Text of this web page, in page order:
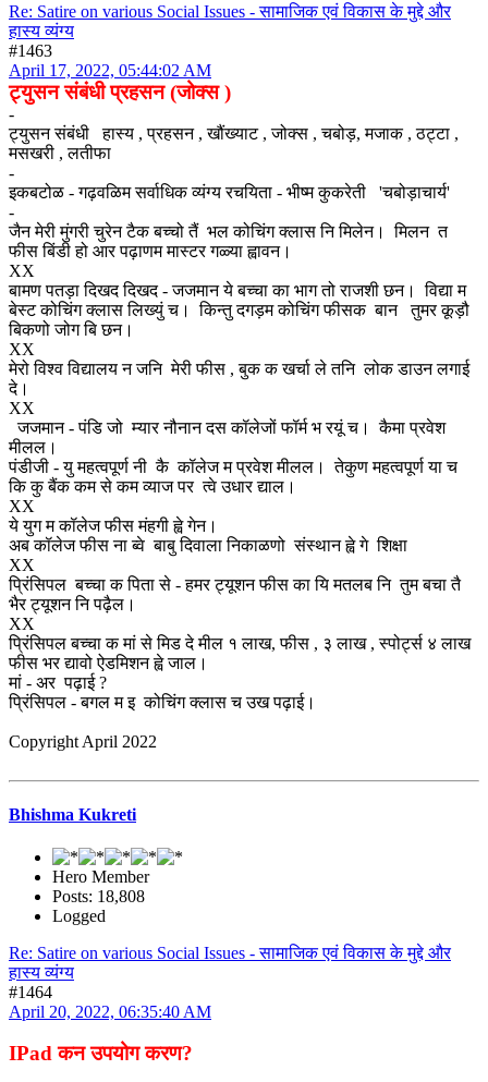
Re: Satire on various Social Issues - सामाजिक एवं विकास के मुद्दे और
हास्य व्यंग्य
#1463
April 17, 2022, 05:44:02 AM
ट्युसन संबंधी प्रहसन (जोक्स )
-
ट्युसन संबंधी हास्य , प्रहसन , खौंख्याट , जोक्स , चबोड़, मजाक , ठट्टा ,
मसखरी , लतीफा
-
इकबटोळ - गढ़वळिम सर्वाधिक व्यंग्य रचयिता - भीष्म कुकरेती 'चबोड़ाचार्य'
-
जैन मेरी मुंगरी चुरेन टैक बच्चो तैं भल कोचिंग क्लास नि मिलेन। मिलन त
फीस बिंडी हो आर पढ़ाणम मास्टर गळ्या ह्वावन।
XX
बामण पतड़ा दिखद दिखद - जजमान ये बच्चा का भाग तो राजशी छन। विद्या म
बेस्ट कोचिंग क्लास लिख्युं च। किन्तु दगड़म कोचिंग फीसक बान तुमर कूड़ौ
बिकणो जोग बि छन।
XX
मेरो विश्व विद्यालय न जनि मेरी फीस , बुक क खर्चा ले तनि लोक डाउन लगाई
दे।
XX
जजमान - पंडि जो म्यार नौनान दस कॉलेजों फॉर्म भ रयूं च। कैमा प्रवेश
मीलल।
पंडीजी - यु महत्वपूर्ण नी कै कॉलेज म प्रवेश मीलल। तेकुण महत्वपूर्ण या च
कि कु बैंक कम से कम व्याज पर त्वे उधार द्याल।
XX
ये युग म कॉलेज फीस मंहगी ह्वे गेन।
अब कॉलेज फीस ना ब्वे बाबु दिवाला निकाळणो संस्थान ह्वे गे शिक्षा
XX
प्रिंसिपल बच्चा क पिता से - हमर ट्यूशन फीस का यि मतलब नि तुम बचा तै
भैर ट्यूशन नि पढ़ैल।
XX
प्रिंसिपल बच्चा क मां से मिड दे मील १ लाख, फीस , ३ लाख , स्पोर्ट्स ४ लाख
फीस भर द्यावो ऐडमिशन ह्वे जाल।
मां - अर पढ़ाई ?
प्रिंसिपल - बगल म इ कोचिंग क्लास च उख पढ़ाई।
Copyright April 2022
Bhishma Kukreti
Hero Member
Posts: 18,808
Logged
Re: Satire on various Social Issues - सामाजिक एवं विकास के मुद्दे और
हास्य व्यंग्य
#1464
April 20, 2022, 06:35:40 AM
IPad कन उपयोग करण?